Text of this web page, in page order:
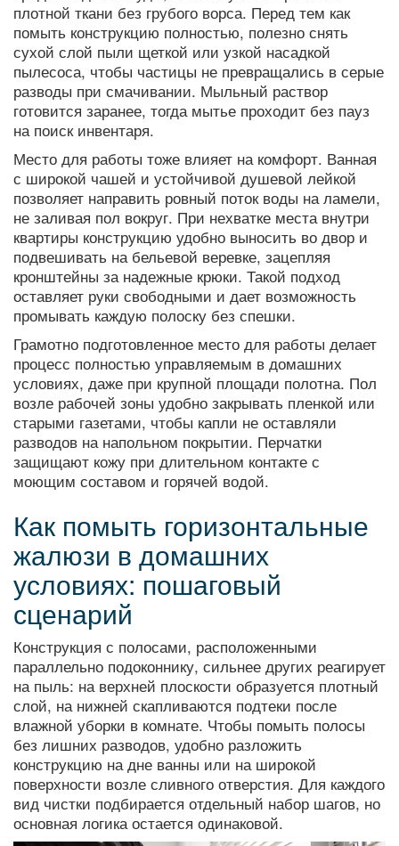
плотной ткани без грубого ворса. Перед тем как
помыть конструкцию полностью, полезно снять
сухой слой пыли щеткой или узкой насадкой
пылесоса, чтобы частицы не превращались в серые
разводы при смачивании. Мыльный раствор
готовится заранее, тогда мытье проходит без пауз
на поиск инвентаря.
Место для работы тоже влияет на комфорт. Ванная
с широкой чашей и устойчивой душевой лейкой
позволяет направить ровный поток воды на ламели,
не заливая пол вокруг. При нехватке места внутри
квартиры конструкцию удобно выносить во двор и
подвешивать на бельевой веревке, зацепляя
кронштейны за надежные крюки. Такой подход
оставляет руки свободными и дает возможность
промывать каждую полоску без спешки.
Грамотно подготовленное место для работы делает
процесс полностью управляемым в домашних
условиях, даже при крупной площади полотна. Пол
возле рабочей зоны удобно закрывать пленкой или
старыми газетами, чтобы капли не оставляли
разводов на напольном покрытии. Перчатки
защищают кожу при длительном контакте с
моющим составом и горячей водой.
Как помыть горизонтальные
жалюзи в домашних
условиях: пошаговый
сценарий
Конструкция с полосами, расположенными
параллельно подоконнику, сильнее других реагирует
на пыль: на верхней плоскости образуется плотный
слой, на нижней скапливаются подтеки после
влажной уборки в комнате. Чтобы помыть полосы
без лишних разводов, удобно разложить
конструкцию на дне ванны или на широкой
поверхности возле сливного отверстия. Для каждого
вид чистки подбирается отдельный набор шагов, но
основная логика остается одинаковой.